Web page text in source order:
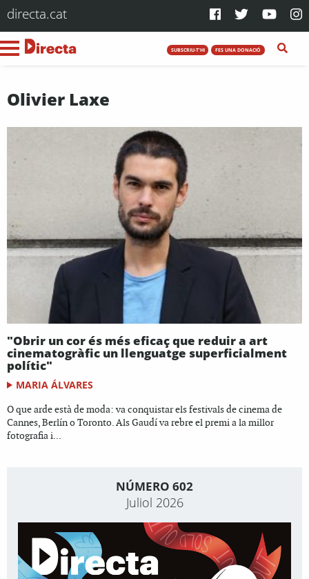
directa.cat
SUBSCRIU-T'HI FES UNA DONACIÓ
Olivier Laxe
"Obrir un cor és més eficaç que reduir a art
cinematogràfic un llenguatge superficialment
polític"
MARIA ÁLVARES
O que arde està de moda: va conquistar els festivals de cinema de
Cannes, Berlín o Toronto. Als Gaudí va rebre el premi a la millor
fotografia i...
NÚMERO 602
Juliol 2026